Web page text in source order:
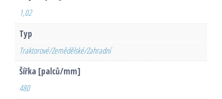
1,02
Typ
Traktorové/Zemědělské/Zahradní
Šířka [palců/mm]
480